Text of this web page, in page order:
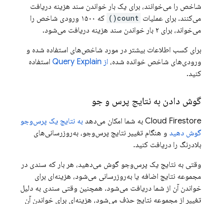
شاخص را می‌خوانند، برای یک بار خواندن سند هزینه دریافت
می‌کنند. برای عملیات count()
که ۱۵۰۰ ورودی شاخص را
می‌خواند، برای ۲ بار خواندن سند هزینه دریافت می‌شود.
برای کسب اطلاعات بیشتر در مورد شاخص‌های استفاده شده و
ورودی‌های شاخص خوانده شده، از Query Explain
استفاده
کنید.
گوش دادن به نتایج پرس و جو
Cloud Firestore به شما امکان می‌دهد به نتایج یک پرس‌وجو
گوش دهید و هنگام تغییر نتایج پرس‌وجو، به‌روزرسانی‌های
بلادرنگ را دریافت کنید.
وقتی به نتایج یک پرس‌وجو گوش می‌دهید، هر بار که سندی در
مجموعه نتایج اضافه یا به‌روزرسانی می‌شود، هزینه‌ای برای
خواندن آن از شما دریافت می‌شود. همچنین وقتی سندی به دلیل
تغییر از مجموعه نتایج حذف می‌شود، هزینه‌ای برای خواندن آن